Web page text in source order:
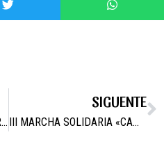
EL AYUNTAMIENTO E IBERDROLA TRABAJAN PARA QUE NO HAYAN MÁS CORTES DE LUZ
SIGUENTE
III MARCHA SOLIDARIA «CAMINA CON ESPERANZA»